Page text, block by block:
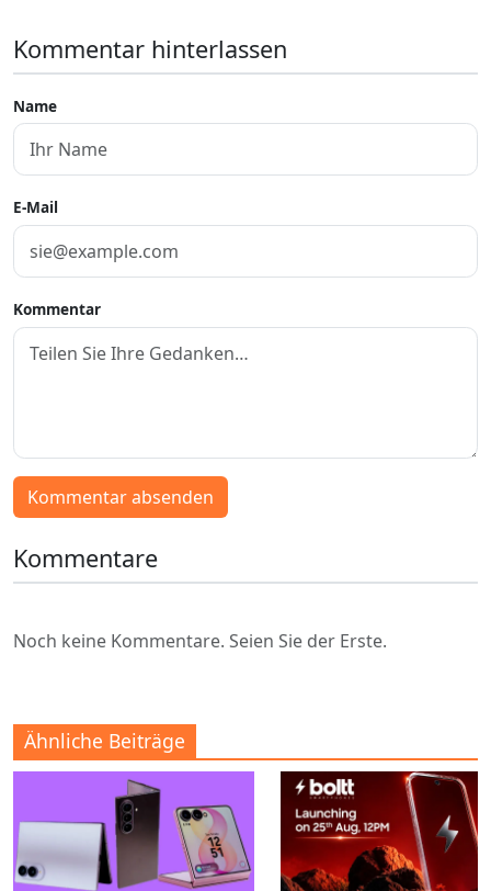
Kommentar hinterlassen
Name
E-Mail
Kommentar
Kommentar absenden
Kommentare
Noch keine Kommentare. Seien Sie der Erste.
Ähnliche Beiträge